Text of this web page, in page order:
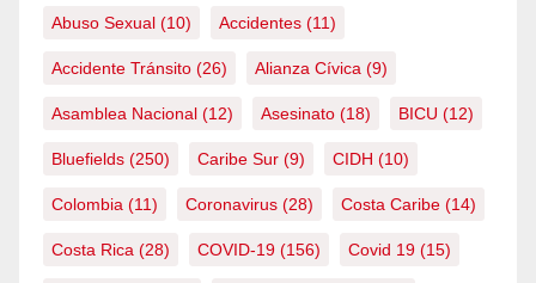
Abuso Sexual (10) Accidentes (11)
Accidente Tránsito (26) Alianza Cívica (9)
Asamblea Nacional (12) Asesinato (18) BICU (12)
Bluefields (250) Caribe Sur (9) CIDH (10)
Colombia (11) Coronavirus (28) Costa Caribe (14)
Costa Rica (28) COVID-19 (156) Covid 19 (15)